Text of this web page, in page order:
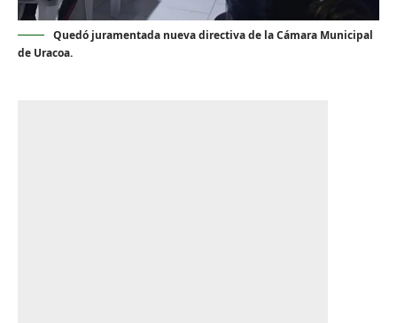
Quedó juramentada nueva directiva de la Cámara Municipal
de Uracoa.